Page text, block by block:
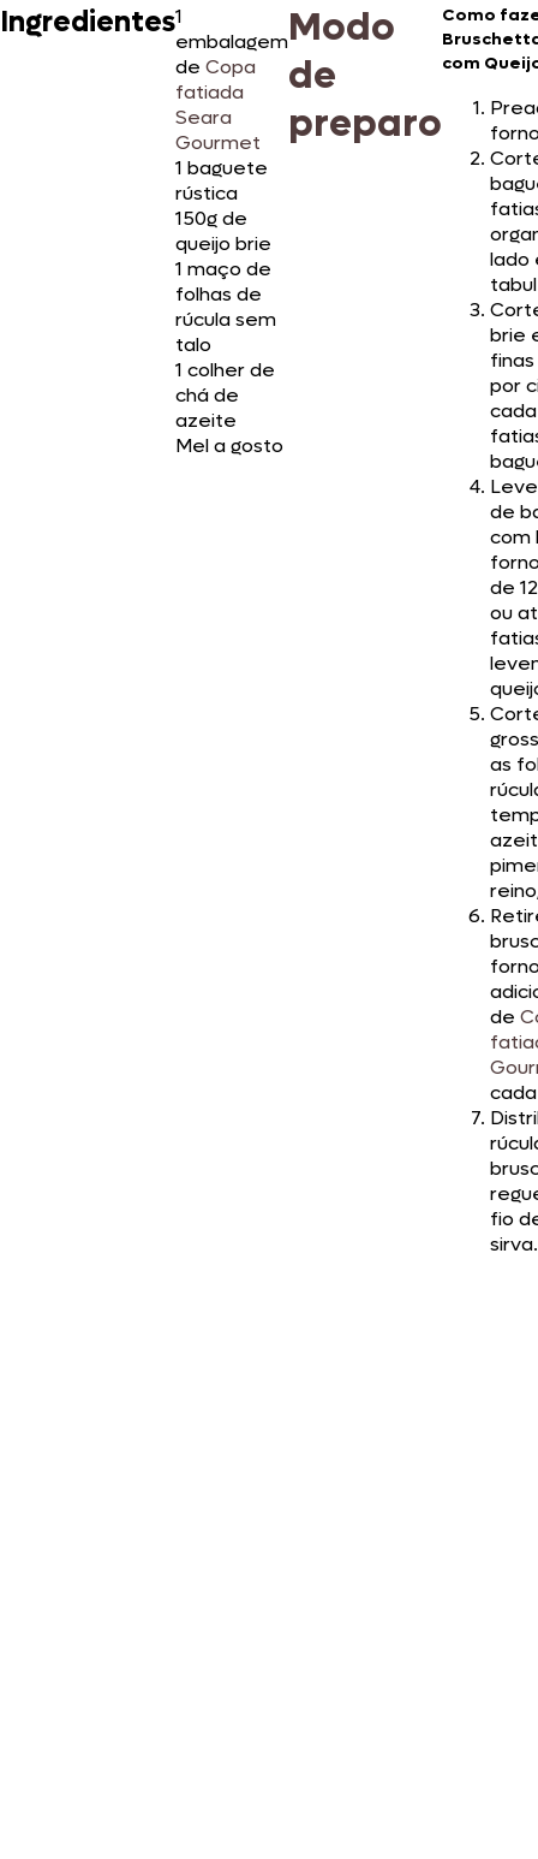
Ingredientes1
embalagem
de Copa
fatiada
Seara
Gourmet
1 baguete
rústica
150g de
queijo brie
1 maço de
folhas de
rúcula sem
talo
1 colher de
chá de
azeite
Mel a gosto
Modo
de
preparo
Como
com
lado
brie
por
de
com
de
ou
as
de
fio
sirva.